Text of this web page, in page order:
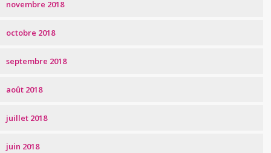
novembre 2018
octobre 2018
septembre 2018
août 2018
juillet 2018
juin 2018